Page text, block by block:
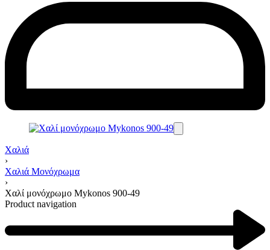
Χαλιά
›
Χαλιά Μονόχρωμα
›
Χαλί μονόχρωμο Mykonos 900-49
Product navigation